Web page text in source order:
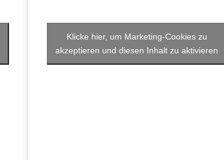
Klicke hier, um Marketing-Cookies zu
akzeptieren und diesen Inhalt zu aktivieren